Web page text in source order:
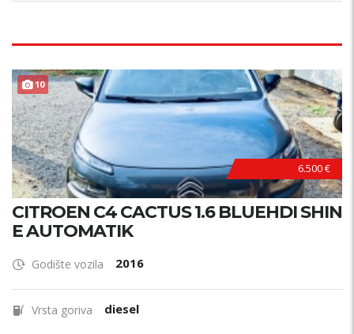
10
6.500 €
CITROEN C4 CACTUS 1.6 BLUEHDI SHIN
E AUTOMATIK
Godište vozila 2016
Vrsta goriva diesel